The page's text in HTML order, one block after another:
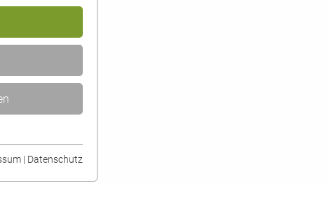
der Webseite
| Datenschutz